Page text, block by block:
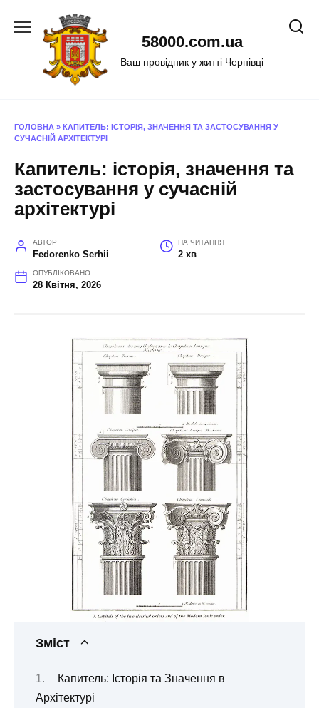
58000.com.ua
Ваш провідник у житті Чернівці
ГОЛОВНА » КАПИТЕЛЬ: ІСТОРІЯ, ЗНАЧЕННЯ ТА ЗАСТОСУВАННЯ У
СУЧАСНІЙ АРХІТЕКТУРІ
Капитель: історія, значення та
застосування у сучасній
архітектурі
АВТОР
Fedorenko Serhii
НА ЧИТАННЯ
2 хв
ОПУБЛІКОВАНО
28 Квітня, 2026
Зміст
Капитель: Історія та Значення в
Архітектурі